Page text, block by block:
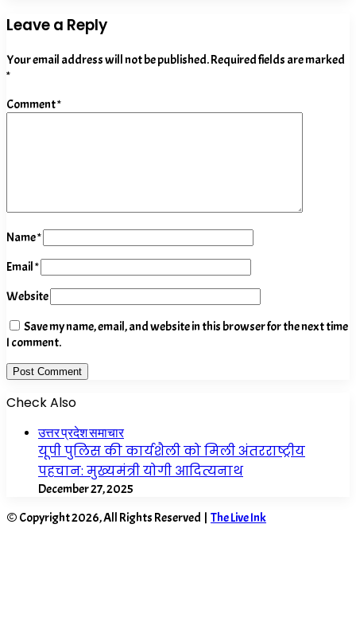
Leave a Reply
Your email address will not be published.Required fields are marked
*
Comment*
Name*
Email*
Website
Save my name, email, and website in this browser for the next time
I comment.
Check Also
उत्तर प्रदेश समाचार
यूपी पुलिस की कार्यशैली को मिली अंतरराष्ट्रीय
पहचान: मुख्यमंत्री योगी आदित्यनाथ
December 27, 2025
© Copyright 2026, All Rights Reserved | The Live Ink